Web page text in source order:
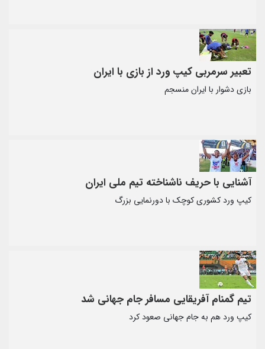
تعبیر سرمربی کیپ ورد از بازی با ایران
بازی دشوار با ایران منسجم
آشنایی با حریف ناشناخته تیم ملی ایران
کیپ ورد کشوری کوچک با دورنمایی بزرگ
تیم گمنام آفریقایی مسافر جام جهانی شد
کیپ ورد هم به جام جهانی صعود کرد